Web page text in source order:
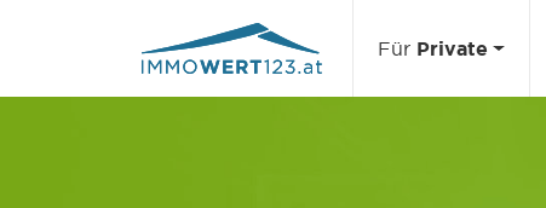
Für Private